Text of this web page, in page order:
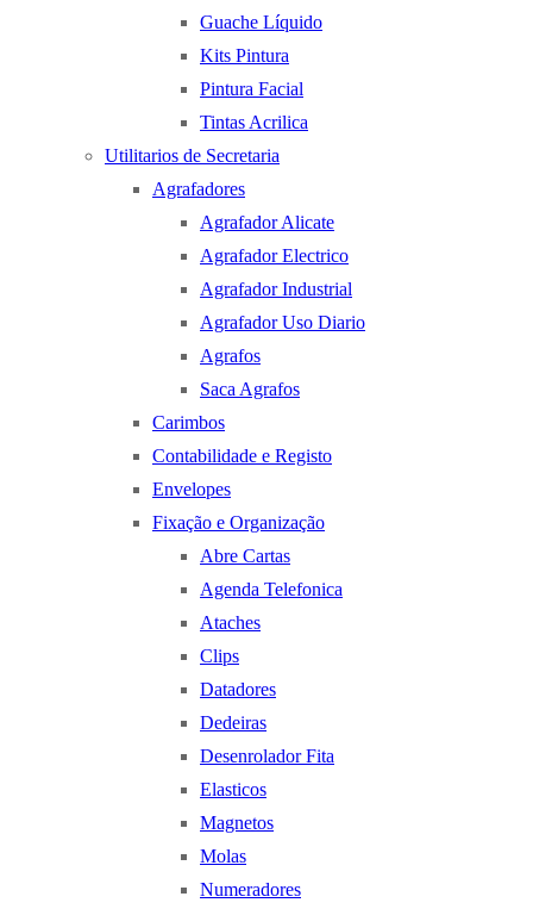
Guache Líquido
Kits Pintura
Pintura Facial
Tintas Acrilica
Utilitarios de Secretaria
Agrafadores
Agrafador Alicate
Agrafador Electrico
Agrafador Industrial
Agrafador Uso Diario
Agrafos
Saca Agrafos
Carimbos
Contabilidade e Registo
Envelopes
Fixação e Organização
Abre Cartas
Agenda Telefonica
Ataches
Clips
Datadores
Dedeiras
Desenrolador Fita
Elasticos
Magnetos
Molas
Numeradores